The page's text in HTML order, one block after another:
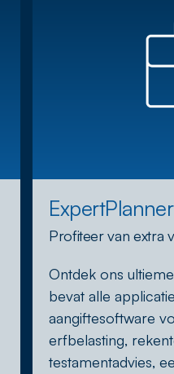
ExpertPlanner
Profiteer van extra
Ontdek ons
bevat alle
aangiftesoftware
erfbelasting,
testamentadvies,